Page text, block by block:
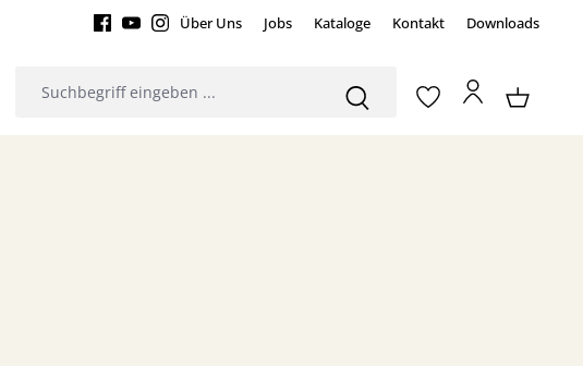
Über Uns Jobs Kataloge Kontakt Downloads